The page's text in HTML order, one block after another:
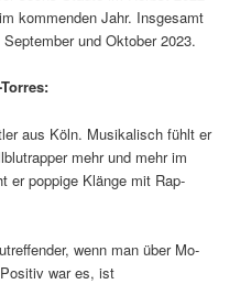
kommenden Jahr. Insgesamt
und Oktober 2023.
aus Köln. Musikalisch fühlt er
mehr und mehr im
er poppige Klänge mit Rap-
wenn man über Mo-
war es, ist